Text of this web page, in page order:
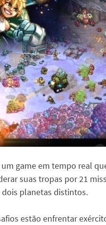
game em tempo real
suas tropas por 21
planetas distintos.
estão enfrentar